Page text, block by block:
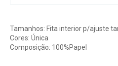
Tamanhos: Fita interior p/ajuste
Cores: Única
Composição: 100%Papel